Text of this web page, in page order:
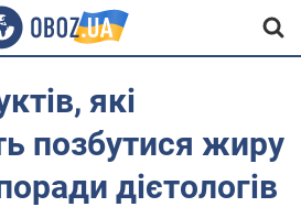
які
позбутися жиру
дієтологів